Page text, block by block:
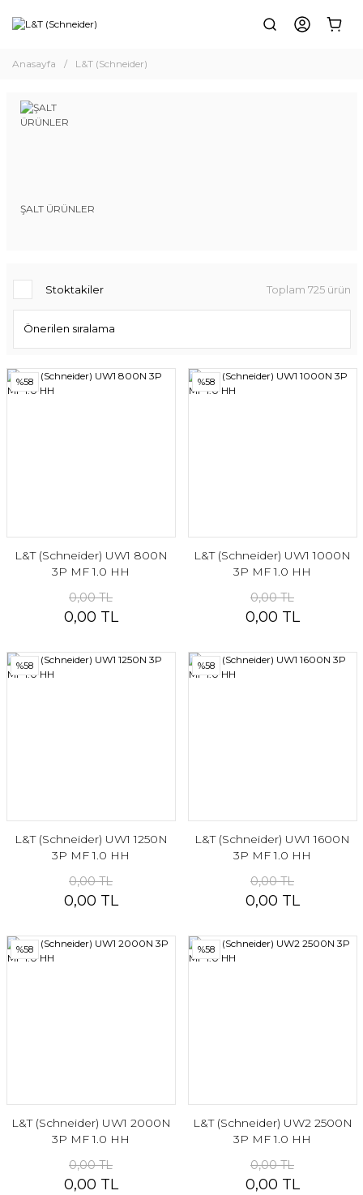
Anasayfa L&T (Schneider)
ŞALT ÜRÜNLER
Stoktakiler Toplam 725 ürün
%58
L&T (Schneider) UW1 800N
3P MF 1.0 HH
0,00 TL
0,00 TL
%58
L&T (Schneider) UW1 1000N
3P MF 1.0 HH
0,00 TL
0,00 TL
%58
L&T (Schneider) UW1 1250N
3P MF 1.0 HH
0,00 TL
0,00 TL
%58
L&T (Schneider) UW1 1600N
3P MF 1.0 HH
0,00 TL
0,00 TL
%58
L&T (Schneider) UW1 2000N
3P MF 1.0 HH
0,00 TL
0,00 TL
%58
L&T (Schneider) UW2 2500N
3P MF 1.0 HH
0,00 TL
0,00 TL